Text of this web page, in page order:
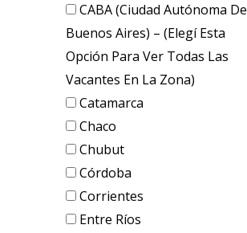
CABA (Ciudad Autónoma De
Buenos Aires) – (elegí Esta
Opción Para Ver Todas Las
Vacantes En La Zona)
Catamarca
Chaco
Chubut
Córdoba
Corrientes
Entre Ríos